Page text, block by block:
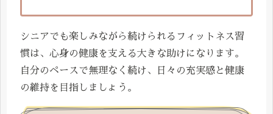
シニアでも楽しみながら続けられるフィットネス習
慣は、心身の健康を支える大きな助けになります。
自分のペースで無理なく続け、日々の充実感と健康
の維持を目指しましょう。